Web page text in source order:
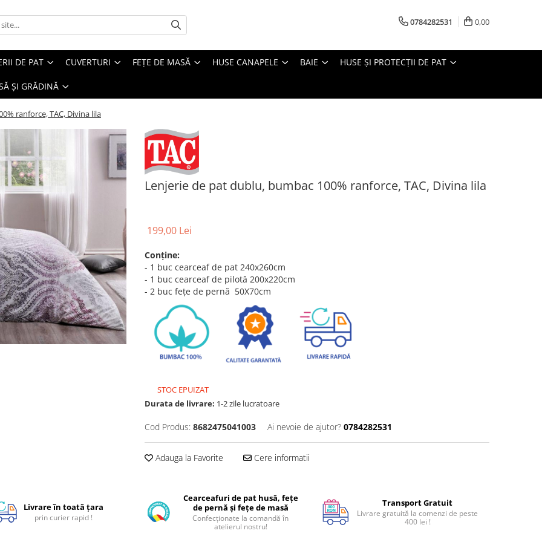
0784282531 0,00
DE PAT CUVERTURI FEȚE DE MASĂ HUSE CANAPELE BAIE HUSE ȘI PROTECȚII DE PAT
ȘI GRĂDINĂ
ranforce, TAC, Divina lila
Lenjerie de pat dublu, bumbac 100% ranforce, TAC, Divina lila
199,00 Lei
Conține:
- 1 buc cearceaf de pat 240x260cm
- 1 buc cearceaf de pilotă 200x220cm
- 2 buc fețe de pernă 50X70cm
STOC EPUIZAT
Durata de livrare: 1-2 zile lucratoare
Cod Produs: 8682475041003 Ai nevoie de ajutor? 0784282531
Adauga la Favorite Cere informatii
Livrare în toată țara
prin curier rapid !
Cearceafuri de pat husă, fețe
de pernă și fețe de masă
Confecționate la comandă în
atelierul nostru!
Transport Gratuit
Livrare gratuită la comenzi de peste
400 lei !